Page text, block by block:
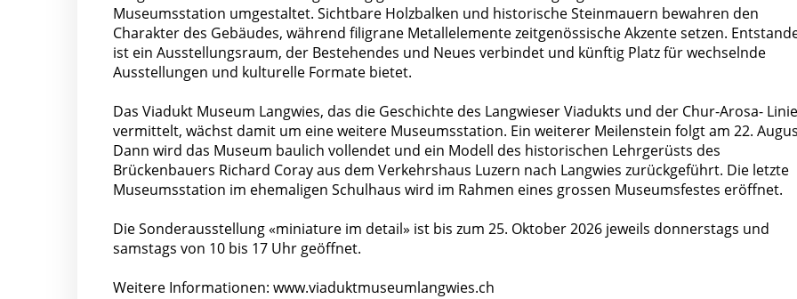
Museumsstation umgestaltet. Sichtbare Holzbalken und historische Steinmauern bewahren den
Charakter des Gebäudes, während filigrane Metallelemente zeitgenössische Akzente setzen.
ist ein Ausstellungsraum, der Bestehendes und Neues verbindet und künftig Platz für wechselnde
Ausstellungen und kulturelle Formate bietet.
Das Viadukt Museum Langwies, das die Geschichte des Langwieser Viadukts und der Chur-Arosa- Linie
vermittelt, wächst damit um eine weitere Museumsstation. Ein weiterer Meilenstein folgt am 22.
Dann wird das Museum baulich vollendet und ein Modell des historischen Lehrgerüsts des
Brückenbauers Richard Coray aus dem Verkehrshaus Luzern nach Langwies zurückgeführt. Die letzte
Museumsstation im ehemaligen Schulhaus wird im Rahmen eines grossen Museumsfestes eröffnet.
Die Sonderausstellung «miniature im detail» ist bis zum 25. Oktober 2026 jeweils donnerstags und
samstags von 10 bis 17 Uhr geöffnet.
Weitere Informationen: www.viaduktmuseumlangwies.ch